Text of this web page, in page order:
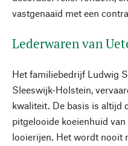
vastgenaaid met een
Lederwaren van
Het familiebedrijf Ludwig
Sleeswijk-Holstein,
kwaliteit. De basis is altijd
pitgelooide koeienhuid
looierijen. Het wordt nooit